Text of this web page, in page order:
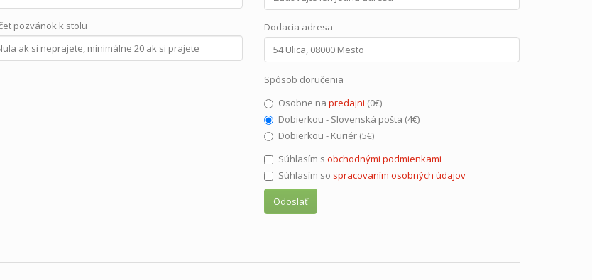
pozvánok k stolu Dodacia adresa
Spôsob doručenia
Osobne na predajni (0€)
Dobierkou - Slovenská pošta (4€)
Dobierkou - Kuriér (5€)
Súhlasím s obchodnými podmienkami
Súhlasím so spracovaním osobných údajov
Odoslať